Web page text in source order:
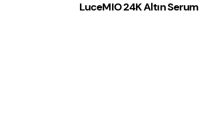
LuceMIO 24K Altın Serum